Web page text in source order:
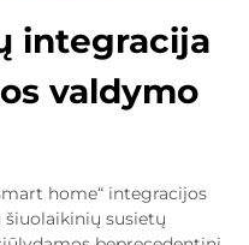
integracija
valdymo
home“ integracijos
susietų